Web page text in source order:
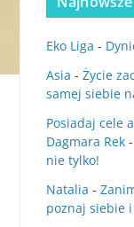
Eko Liga -
Asia - Życie
samej siebie
Posiadaj cele
Dagmara Rek -
nie tylko!
Natalia -
poznaj siebie